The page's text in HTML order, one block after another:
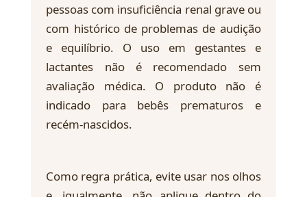
pessoas com insuficiência renal grave ou
com histórico de problemas de audição
e equilíbrio. O uso em gestantes e
lactantes não é recomendado sem
avaliação médica. O produto não é
indicado para bebês prematuros e
recém-nascidos.
Como regra prática, evite usar nos olhos